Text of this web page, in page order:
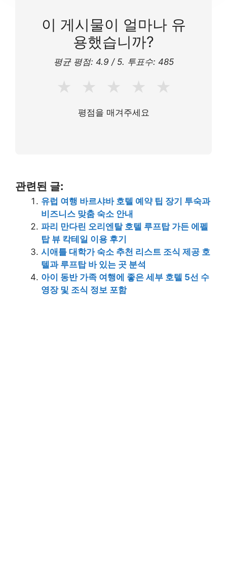
이 게시물이 얼마나 유
용했습니까?
평균 평점: 4.9 / 5. 투표수: 485
★ ★ ★ ★ ★
평점을 매겨주세요
관련된 글:
유럽 여행 바르샤바 호텔 예약 팁 장기 투숙과
비즈니스 맞춤 숙소 안내
파리 만다린 오리엔탈 호텔 루프탑 가든 에펠
탑 뷰 칵테일 이용 후기
시애틀 대학가 숙소 추천 리스트 조식 제공 호
텔과 루프탑 바 있는 곳 분석
아이 동반 가족 여행에 좋은 세부 호텔 5선 수
영장 및 조식 정보 포함